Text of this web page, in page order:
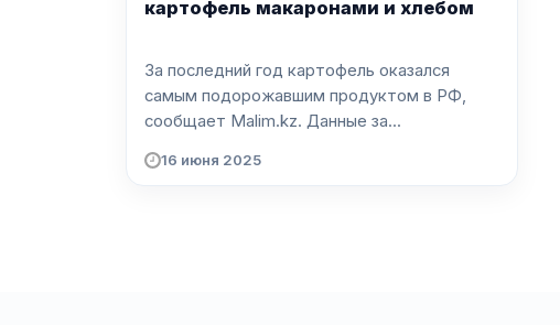
картофель макаронами и хлебом
За последний год картофель оказался
самым подорожавшим продуктом в РФ,
сообщает Malim.kz. Данные за...
16 июня 2025